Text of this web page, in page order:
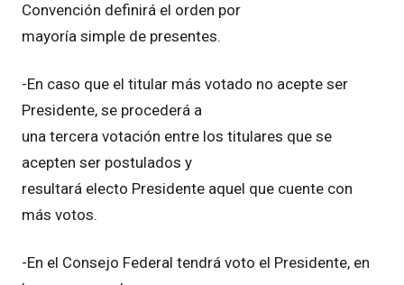
Convención definirá el orden por
mayoría simple de presentes.
-En caso que el titular más votado no acepte ser
Presidente, se procederá a
una tercera votación entre los titulares que se
acepten ser postulados y
resultará electo Presidente aquel que cuente con
más votos.
-En el Consejo Federal tendrá voto el Presidente, en